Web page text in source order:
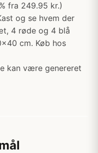
fra 249.95 kr.)
og se hvem der
4 røde og 4 blå
cm. Køb hos
kan være genereret